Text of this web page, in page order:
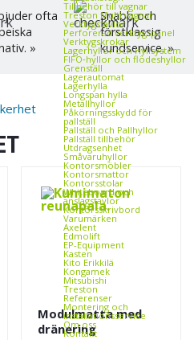
Tillbehör till vagnar
Treston Multi vagnar
Verktygstavlor
Perforerad verktygspanel
Verktygskrokar
Lagerhyllor och Hyllsystem
FIFO‑hyllor och flödeshyllor
Grenställ
Lagerautomat
Lagerhylla
Longspan hylla
Metallhyllor
Påkörningsskydd för
pallställ
Pallställ och Pallhyllor
Pallställ tillbehör
Utdragsenhet
Småvaruhyllor
Kontorsmöbler
Kontorsmattor
Kontorsstolar
Whiteboard och
anslagstavlor
Kontorsskrivbord
Varumärken
Axelent
Edmolift
EP-Equipment
Kasten
Kito Erikkilä
Kongamek
Mitsubishi
Treston
Referenser
Montering och
installationsservice
Om oss
Kontakt
ofta
»
Snabb och
förstklassig
kundservice. »
Modulmatta med
dränering